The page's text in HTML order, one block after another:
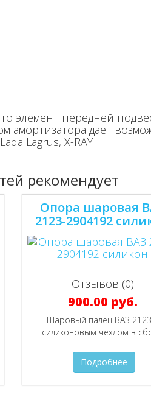
элемент передней
дает
Lagrus, Х-RAY
рекомендует
Опора шаровая
2123-2904192
Отзывов (0)
900.00 руб.
Шаровый палец ВАЗ
силиконовым чехлом в
Подробнее